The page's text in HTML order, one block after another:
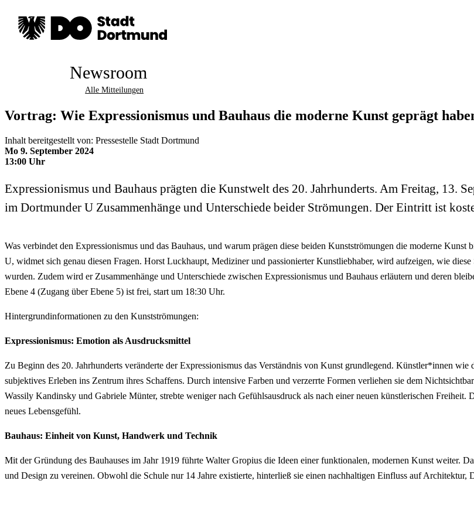
Newsroom
Alle Mitteilungen
Vortrag: Wie Expressionismus und Bauhaus die moderne Kunst geprägt
Inhalt bereitgestellt von: Pressestelle Stadt Dortmund
Mo 9. September 2024
13:00 Uhr
Expressionismus und Bauhaus prägten die Kunstwelt des 20. Jahrhunderts. Am Freitag, 13.
im Dortmunder U Zusammenhänge und Unterschiede beider Strömungen. Der Eintritt ist
Was verbindet den Expressionismus und das Bauhaus, und warum prägen diese beiden Kunstströmungen die moderne
U, widmet sich genau diesen Fragen. Horst Luckhaupt, Mediziner und passionierter Kunstliebhaber, wird aufzeigen, wie
wurden. Zudem wird er Zusammenhänge und Unterschiede zwischen Expressionismus und Bauhaus erläutern und deren
Ebene 4 (Zugang über Ebene 5) ist frei, start um 18:30 Uhr.
Hintergrundinformationen zu den Kunstströmungen:
Expressionismus: Emotion als Ausdrucksmittel
Zu Beginn des 20. Jahrhunderts veränderte der Expressionismus das Verständnis von Kunst grundlegend. Künstler*innen
subjektives Erleben ins Zentrum ihres Schaffens. Durch intensive Farben und verzerrte Formen verliehen sie dem
Wassily Kandinsky und Gabriele Münter, strebte weniger nach Gefühlsausdruck als nach einer neuen künstlerischen
neues Lebensgefühl.
Bauhaus: Einheit von Kunst, Handwerk und Technik
Mit der Gründung des Bauhauses im Jahr 1919 führte Walter Gropius die Ideen einer funktionalen, modernen Kunst weiter.
und Design zu vereinen. Obwohl die Schule nur 14 Jahre existierte, hinterließ sie einen nachhaltigen Einfluss auf Architektur,